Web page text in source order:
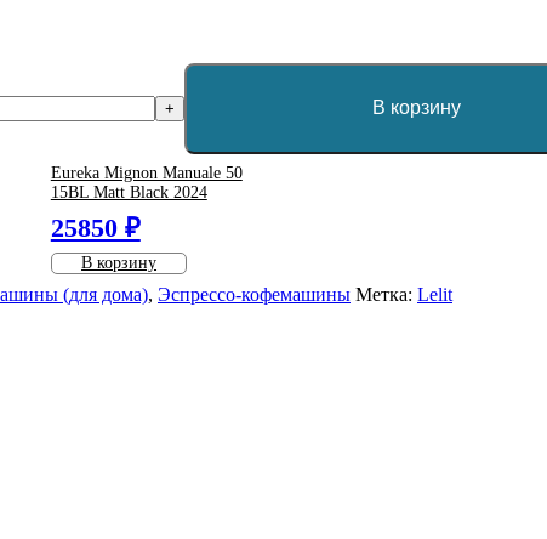
+ В корзину
Eureka Mignon Manuale 50
15BL Matt Black 2024
25850 ₽
В корзину
(для дома), Эспрессо-кофемашины Метка: Lelit